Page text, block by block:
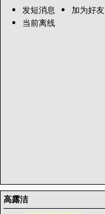
发短消息
加为好友
当前离线
高露洁